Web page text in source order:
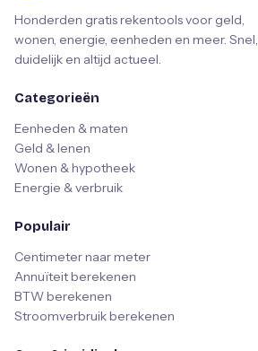
Honderden gratis rekentools voor geld,
wonen, energie, eenheden en meer. Snel,
duidelijk en altijd actueel.
Categorieën
Eenheden & maten
Geld & lenen
Wonen & hypotheek
Energie & verbruik
Populair
Centimeter naar meter
Annuïteit berekenen
BTW berekenen
Stroomverbruik berekenen